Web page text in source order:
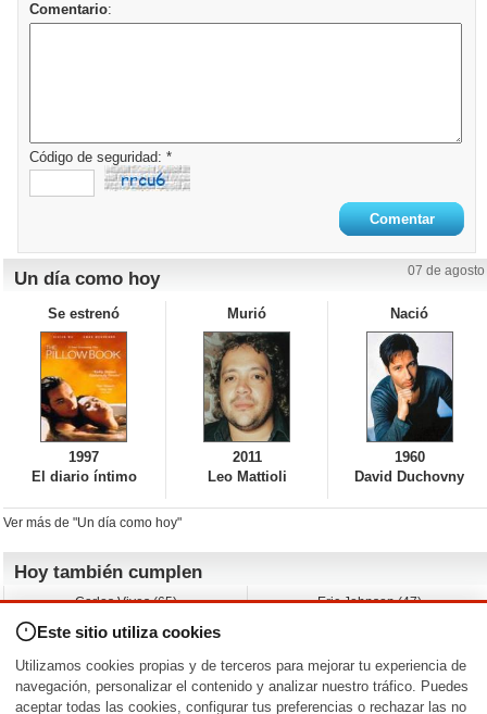
Comentario:
Código de seguridad: *
Un día como hoy 07 de agosto
Se estrenó
1997
El diario íntimo
Murió
2011
Leo Mattioli
Nació
1960
David Duchovny
Ver más de "Un día como hoy"
Hoy también cumplen
Carlos Vives (65)
Nicholas Ray (-)
Charlize Theron (51)
Maggie Wheeler (65)
Eric Johnson (47)
Wayne Knight (71)
Michael Shannon (52)
Este sitio utiliza cookies
Utilizamos cookies propias y de terceros para mejorar tu experiencia de
navegación, personalizar el contenido y analizar nuestro tráfico. Puedes
aceptar todas las cookies, configurar tus preferencias o rechazar las no